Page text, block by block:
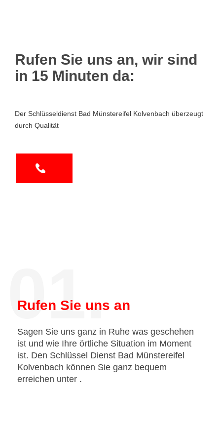
Rufen Sie uns an, wir sind
in 15 Minuten da:
Der Schlüsseldienst Bad Münstereifel Kolvenbach überzeugt
durch Qualität
01.
Rufen Sie uns an
Sagen Sie uns ganz in Ruhe was geschehen
ist und wie Ihre örtliche Situation im Moment
ist. Den Schlüssel Dienst Bad Münstereifel
Kolvenbach können Sie ganz bequem
erreichen unter .